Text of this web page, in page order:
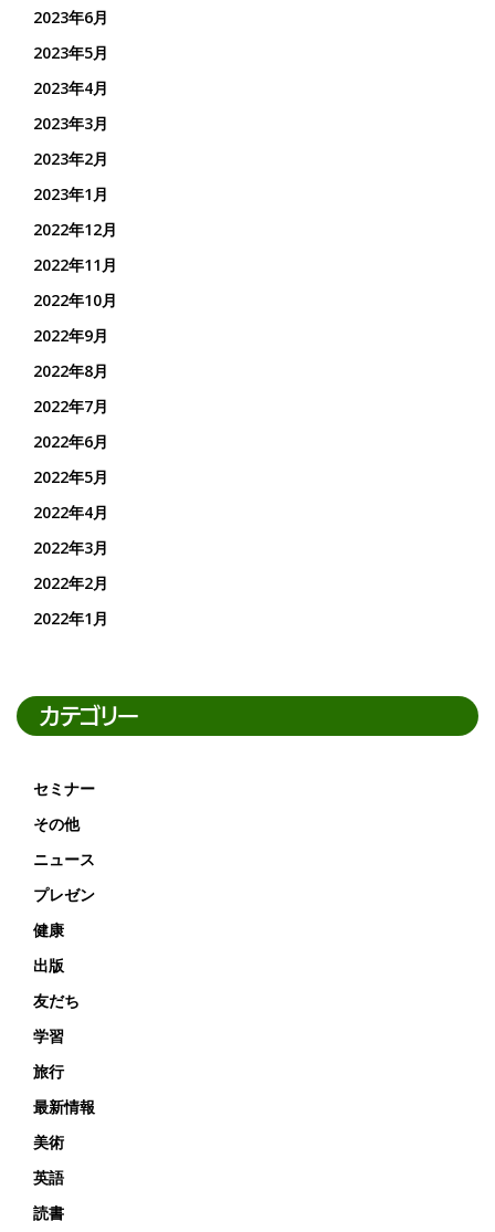
2023年6月
2023年5月
2023年4月
2023年3月
2023年2月
2023年1月
2022年12月
2022年11月
2022年10月
2022年9月
2022年8月
2022年7月
2022年6月
2022年5月
2022年4月
2022年3月
2022年2月
2022年1月
カテゴリー
セミナー
その他
ニュース
プレゼン
健康
出版
友だち
学習
旅行
最新情報
美術
英語
読書